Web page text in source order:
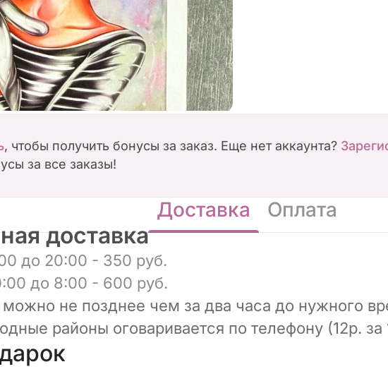
, чтобы получить бонусы за заказ. Еще нет аккаунта?
за все заказы!
Доставка Оплата
доставка
до 20:00 - 350 руб.
до 8:00 - 600 руб.
можно не позднее чем за два часа до нужного
районы оговаривается по телефону (12р. за